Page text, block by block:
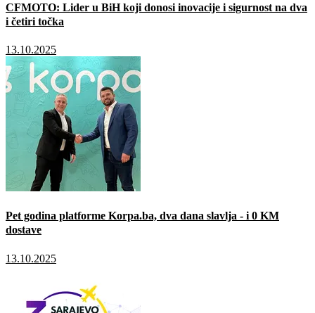
CFMOTO: Lider u BiH koji donosi inovacije i sigurnost na dva
i četiri točka
13.10.2025
Pet godina platforme Korpa.ba, dva dana slavlja - i 0 KM
dostave
13.10.2025